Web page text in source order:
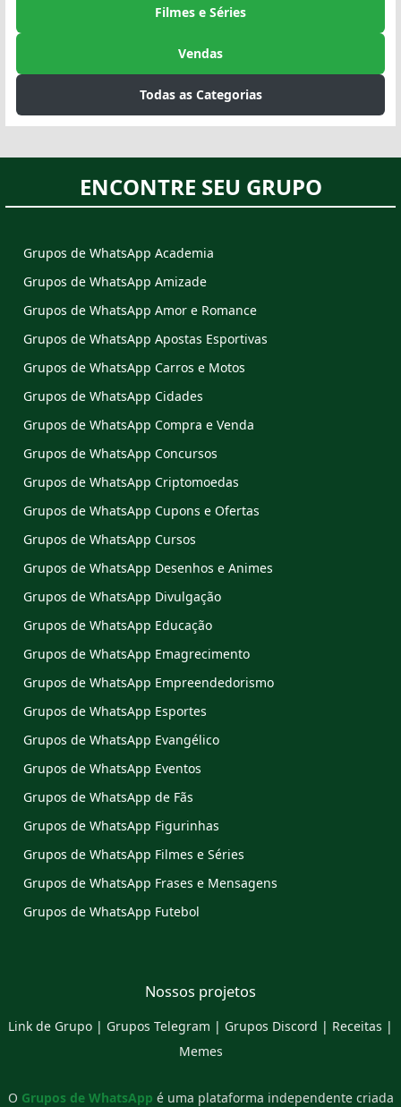
Filmes e Séries
Vendas
Todas as Categorias
ENCONTRE SEU GRUPO
Grupos de WhatsApp Academia
Grupos de WhatsApp Amizade
Grupos de WhatsApp Amor e Romance
Grupos de WhatsApp Apostas Esportivas
Grupos de WhatsApp Carros e Motos
Grupos de WhatsApp Cidades
Grupos de WhatsApp Compra e Venda
Grupos de WhatsApp Concursos
Grupos de WhatsApp Criptomoedas
Grupos de WhatsApp Cupons e Ofertas
Grupos de WhatsApp Cursos
Grupos de WhatsApp Desenhos e Animes
Grupos de WhatsApp Divulgação
Grupos de WhatsApp Educação
Grupos de WhatsApp Emagrecimento
Grupos de WhatsApp Empreendedorismo
Grupos de WhatsApp Esportes
Grupos de WhatsApp Evangélico
Grupos de WhatsApp Eventos
Grupos de WhatsApp de Fãs
Grupos de WhatsApp Figurinhas
Grupos de WhatsApp Filmes e Séries
Grupos de WhatsApp Frases e Mensagens
Grupos de WhatsApp Futebol
Nossos projetos
Link de Grupo | Grupos Telegram | Grupos Discord | Receitas |
Memes
O Grupos de WhatsApp é uma plataforma independente criada